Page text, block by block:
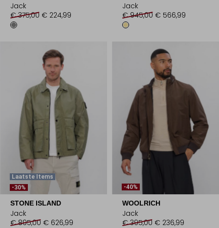
Jack
€ 375,00 € 224,99
Jack
€ 945,00 € 566,99
Laatste Items
-30%
STONE ISLAND
Jack
€ 895,00 € 626,99
-40%
WOOLRICH
Jack
€ 395,00 € 236,99